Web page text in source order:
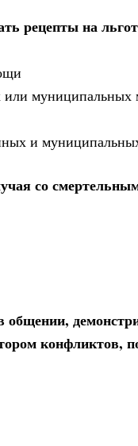
рецепты на
или
и
со
общении,
конфликтов,